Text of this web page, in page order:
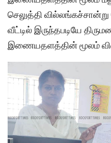
செலுத்தி
வீட்டில் இருந்தபடியே
இணையதளத்தின் மூலம்